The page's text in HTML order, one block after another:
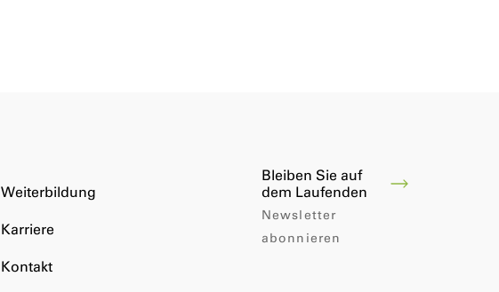
Weiterbildung
Karriere
Kontakt
Bleiben Sie auf
dem Laufenden
Newsletter
abonnieren